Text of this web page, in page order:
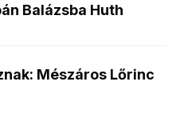
Balázsba Huth
Mészáros Lőrinc